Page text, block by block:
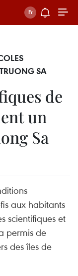
SA
de
un
Sa
aux habitants
scientifiques et
permis de
des îles de